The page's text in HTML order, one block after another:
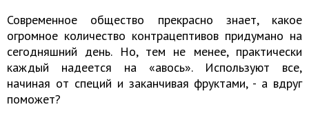
Современное общество прекрасно знает, какое
огромное количество контрацептивов придумано на
сегодняшний день. Но, тем не менее, практически
каждый надеется на «авось». Используют все,
начиная от специй и заканчивая фруктами, - а вдруг
поможет?